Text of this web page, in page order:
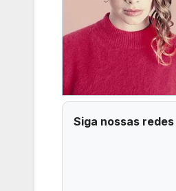
Siga nossas